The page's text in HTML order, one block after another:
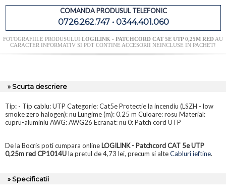
COMANDA PRODUSUL TELEFONIC
0726.262.747 • 0344.401.060
FOTOGRAFIILE PRODUSULUI LOGILINK - PATCHCORD CAT 5E UTP 0,25M REDAU
CARACTER INFORMATIV SI POT CONTINE ACCESORII NEINCLUSE IN PACHET!
» Scurta descriere
Tip: - Tip cablu: UTP Categorie: Cat5e Protectie la incendiu (LSZH - low
smoke zero halogen): nu Lungime (m): 0.25 m Culoare: rosu Material:
cupru-aluminiu AWG: AWG26 Ecranat: nu 0: Patch cord UTP
De la Bocris poti cumpara online LOGILINK - Patchcord CAT 5e UTP
0,25m red CP1014Ula pretul de 4,73 lei, precum si alteCabluri ieftine.
» Specificatii